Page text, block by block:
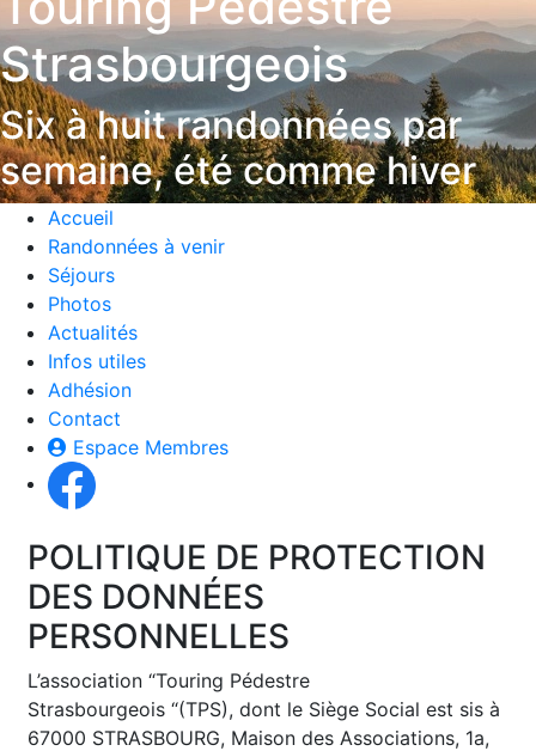
Strasbourgeois
Six à huit randonnées par
semaine, été comme hiver
Accueil
Randonnées à venir
Séjours
Photos
Actualités
Infos utiles
Adhésion
Contact
Espace Membres
POLITIQUE DE PROTECTION
DES DONNÉES
PERSONNELLES
L’association “Touring Pédestre
Strasbourgeois “(TPS), dont le Siège Social est sis à
67000 STRASBOURG, Maison des Associations, 1a,